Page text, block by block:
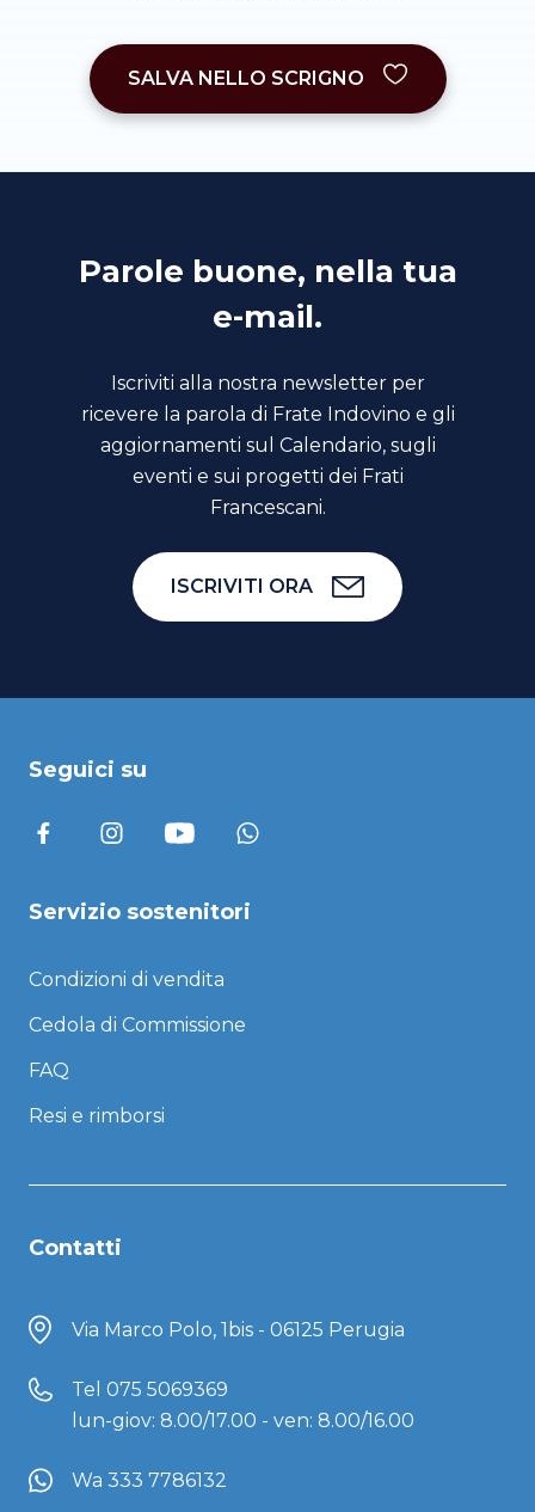
SALVA NELLO SCRIGNO
Parole buone, nella tua
e-mail.
Iscriviti alla nostra newsletter per
ricevere la parola di Frate Indovino e gli
aggiornamenti sul Calendario, sugli
eventi e sui progetti dei Frati
Francescani.
ISCRIVITI ORA
Seguici su
Servizio sostenitori
Condizioni di vendita
Cedola di Commissione
FAQ
Resi e rimborsi
Contatti
Via Marco Polo, 1bis - 06125 Perugia
Tel 075 5069369
lun-giov: 8.00/17.00 - ven: 8.00/16.00
Wa 333 7786132